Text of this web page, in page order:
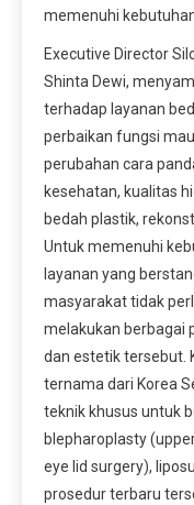
memenuhi
Executive Director
Shinta Dewi,
terhadap layanan
perbaikan fungsi
perubahan cara
kesehatan, kualitas
bedah plastik,
Untuk memenuhi
layanan yang
masyarakat tidak
melakukan berbagai
dan estetik tersebut.
ternama dari Korea
teknik khusus untuk
blepharoplasty
eye lid surgery),
prosedur terbaru